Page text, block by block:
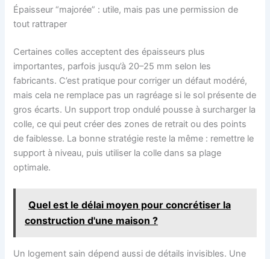
Épaisseur “majorée” : utile, mais pas une permission de
tout rattraper
Certaines colles acceptent des épaisseurs plus
importantes, parfois jusqu’à 20–25 mm selon les
fabricants. C’est pratique pour corriger un défaut modéré,
mais cela ne remplace pas un ragréage si le sol présente de
gros écarts. Un support trop ondulé pousse à surcharger la
colle, ce qui peut créer des zones de retrait ou des points
de faiblesse. La bonne stratégie reste la même : remettre le
support à niveau, puis utiliser la colle dans sa plage
optimale.
Quel est le délai moyen pour concrétiser la
construction d'une maison ?
Un logement sain dépend aussi de détails invisibles. Une